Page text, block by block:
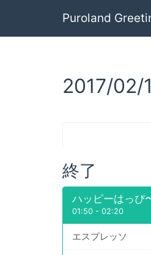
Puroland
2017/02/
終了
ハッピーはっぴ
01:50 - 02:20
エスプレッソ